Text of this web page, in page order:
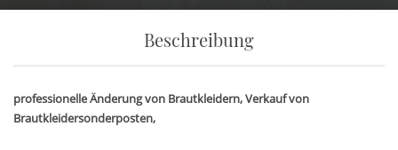
Beschreibung
professionelle Änderung von Brautkleidern, Verkauf von
Brautkleidersonderposten,